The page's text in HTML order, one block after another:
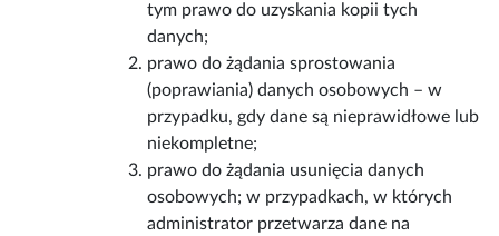
tym prawo do uzyskania kopii tych
danych;
prawo do żądania sprostowania
(poprawiania) danych osobowych – w
przypadku, gdy dane są nieprawidłowe lub
niekompletne;
prawo do żądania usunięcia danych
osobowych; w przypadkach, w których
administrator przetwarza dane na